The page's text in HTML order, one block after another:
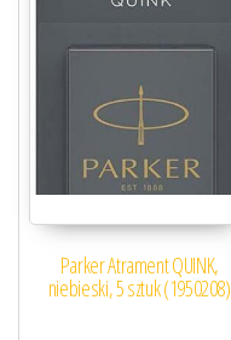
Parker Atrament QUINK,
niebieski, 5 sztuk (1950208)